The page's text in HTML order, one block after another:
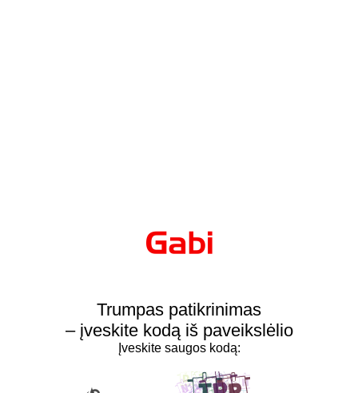
Trumpas patikrinimas
– įveskite kodą iš paveikslėlio
Įveskite saugos kodą: